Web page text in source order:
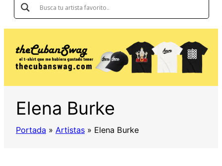
Elena Burke
Portada » Artistas » Elena Burke